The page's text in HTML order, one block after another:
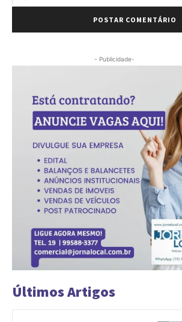
- Publicidade-
Últimos Artigos